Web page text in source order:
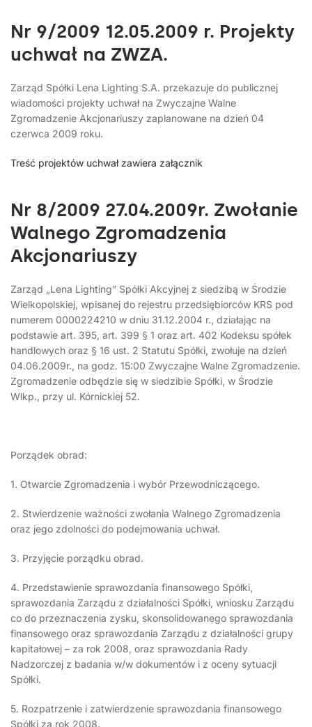
Nr 9/2009 12.05.2009 r. Projekty
uchwał na ZWZA.
Zarząd Spółki Lena Lighting S.A. przekazuje do publicznej
wiadomości projekty uchwał na Zwyczajne Walne
Zgromadzenie Akcjonariuszy zaplanowane na dzień 04
czerwca 2009 roku.
Treść projektów uchwał zawiera załącznik
Nr 8/2009 27.04.2009r. Zwołanie
Walnego Zgromadzenia
Akcjonariuszy
Zarząd „Lena Lighting” Spółki Akcyjnej z siedzibą w Środzie
Wielkopolskiej, wpisanej do rejestru przedsiębiorców KRS pod
numerem 0000224210 w dniu 31.12.2004 r., działając na
podstawie art. 395, art. 399 § 1 oraz art. 402 Kodeksu spółek
handlowych oraz § 16 ust. 2 Statutu Spółki, zwołuje na dzień
04.06.2009r., na godz. 15:00 Zwyczajne Walne Zgromadzenie.
Zgromadzenie odbędzie się w siedzibie Spółki, w Środzie
Wlkp., przy ul. Kórnickiej 52.
Porządek obrad:
1. Otwarcie Zgromadzenia i wybór Przewodniczącego.
2. Stwierdzenie ważności zwołania Walnego Zgromadzenia
oraz jego zdolności do podejmowania uchwał.
3. Przyjęcie porządku obrad.
4. Przedstawienie sprawozdania finansowego Spółki,
sprawozdania Zarządu z działalności Spółki, wniosku Zarządu
co do przeznaczenia zysku, skonsolidowanego sprawozdania
finansowego oraz sprawozdania Zarządu z działalności grupy
kapitałowej – za rok 2008, oraz sprawozdania Rady
Nadzorczej z badania w/w dokumentów i z oceny sytuacji
Spółki.
5. Rozpatrzenie i zatwierdzenie sprawozdania finansowego
Spółki za rok 2008.